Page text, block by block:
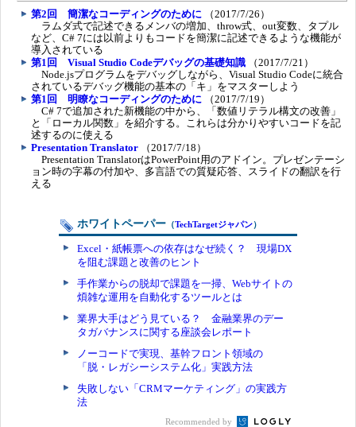
第2回 簡潔なコーディングのために （2017/7/26）
ラムダ式で記述できるメンバの増加、throw式、out変数、タプル
など、C# 7には以前よりもコードを簡潔に記述できるような機能が
導入されている
第1回 Visual Studio Codeデバッグの基礎知識 （2017/7/21）
Node.jsプログラムをデバッグしながら、Visual Studio Codeに統合
されているデバッグ機能の基本の「キ」をマスターしよう
第1回 明瞭なコーディングのために （2017/7/19）
C# 7で追加された新機能の中から、「数値リテラル構文の改善」
と「ローカル関数」を紹介する。これらは分かりやすいコードを記
述するのに使える
Presentation Translator （2017/7/18）
Presentation TranslatorはPowerPoint用のアドイン。プレゼンテーシ
ョン時の字幕の付加や、多言語での質疑応答、スライドの翻訳を行
える
ホワイトペーパー （TechTargetジャパン）
Excel・紙帳票への依存はなぜ続く？ 現場DX
を阻む課題と改善のヒント
手作業からの脱却で課題を一掃、Webサイトの
煩雑な運用を自動化するツールとは
業界大手はどう見ている？ 金融業界のデー
タガバナンスに関する座談会レポート
ノーコードで実現、基幹フロント領域の
「脱・レガシーシステム化」実践方法
失敗しない「CRMマーケティング」の実践方
法
Recommended by